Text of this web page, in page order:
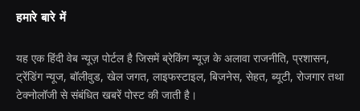
हमारे बारे में
यह एक हिंदी वेब न्यूज़ पोर्टल है जिसमें ब्रेकिंग न्यूज़ के अलावा राजनीति, प्रशासन,
ट्रेंडिंग न्यूज, बॉलीवुड, खेल जगत, लाइफस्टाइल, बिजनेस, सेहत, ब्यूटी, रोजगार तथा
टेक्नोलॉजी से संबंधित खबरें पोस्ट की जाती है।